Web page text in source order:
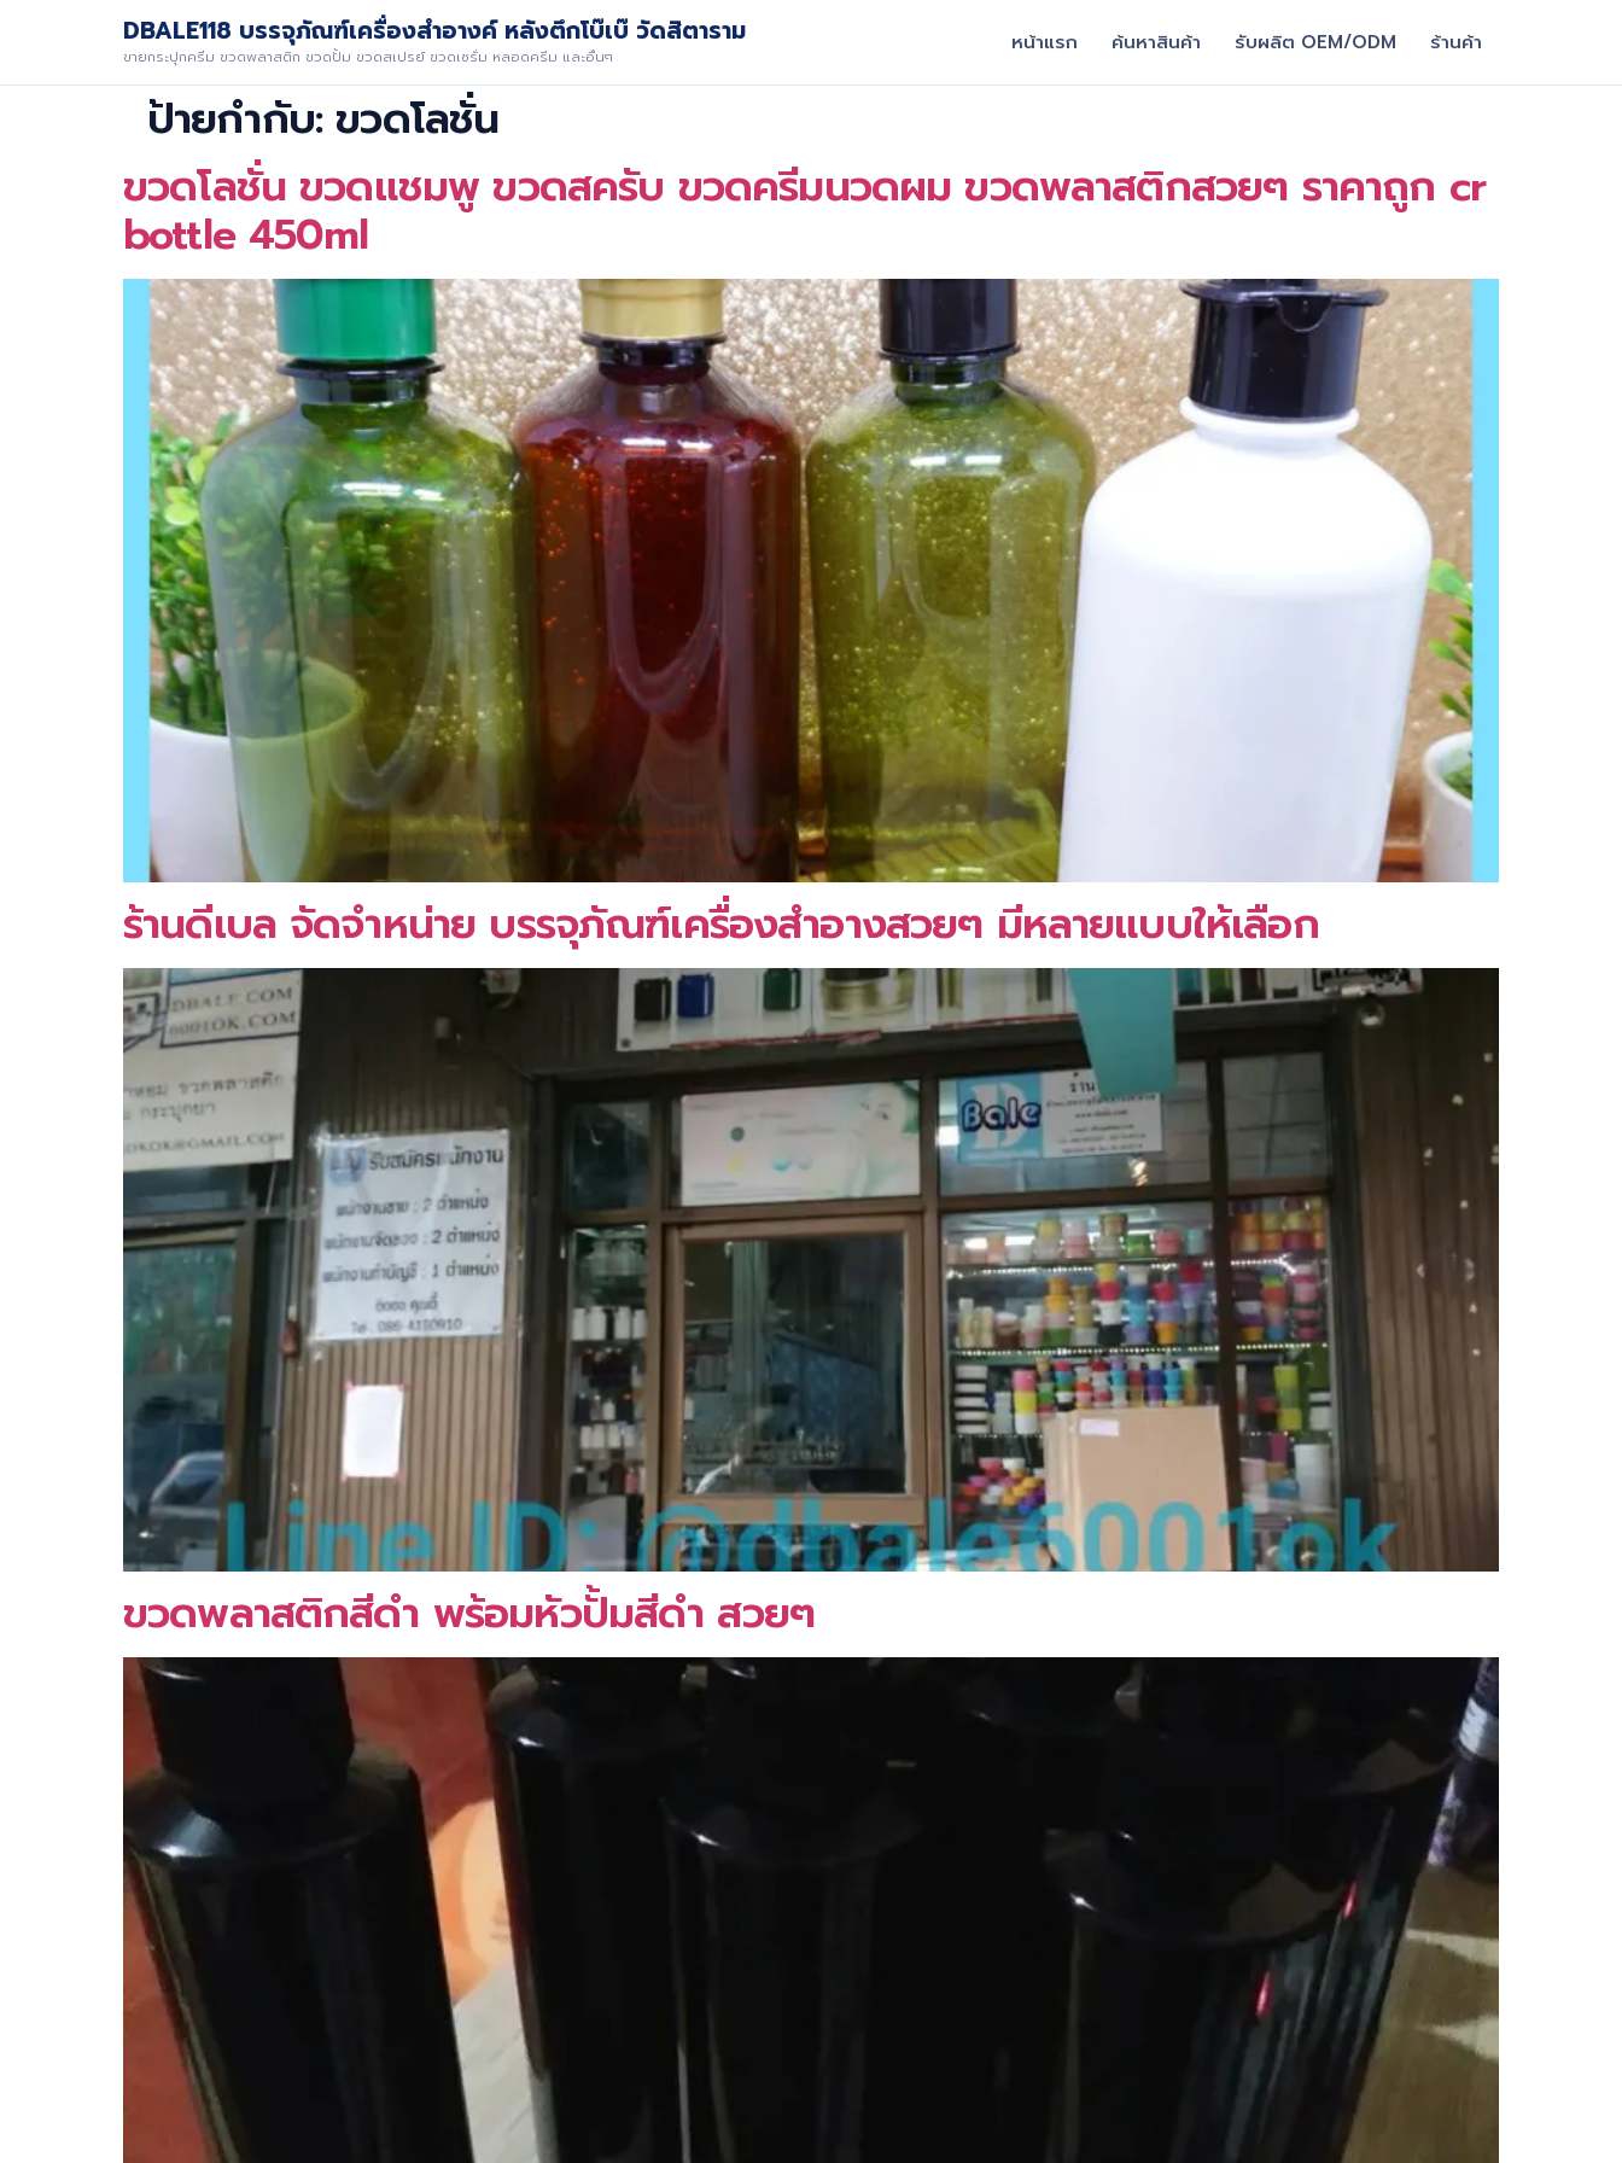
DBALE118 บรรจุภัณฑ์เครื่องสำอางค์ หลังตึกโบ๊เบ๊ วัดสิตาราม
ขายกระปุกครีม ขวดพลาสติก ขวดปั้ม ขวดสเปรย์ ขวดเซรั่ม หลอดครีม และอื่นๆ
หน้าแรก ค้นหาสินค้า รับผลิต OEM/ODM ร้านค้า
ป้ายกำกับ: ขวดโลชั่น
ขวดโลชั่น ขวดแชมพู ขวดสครับ ขวดครีมนวดผม ขวดพลาสติกสวยๆ ราคาถูก cr
bottle 450ml
ร้านดีเบล จัดจำหน่าย บรรจุภัณฑ์เครื่องสำอางสวยๆ มีหลายแบบให้เลือก
ขวดพลาสติกสีดำ พร้อมหัวปั้มสีดำ สวยๆ